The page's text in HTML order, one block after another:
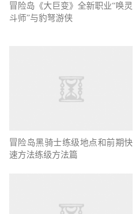
冒险岛《大巨变》全新职业“唤灵
斗师”与豹弩游侠
冒险岛黑骑士练级地点和前期快
速方法练级方法篇